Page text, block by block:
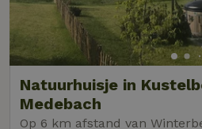
Natuurhuisje in
Medebach
Op 6 km afstand van